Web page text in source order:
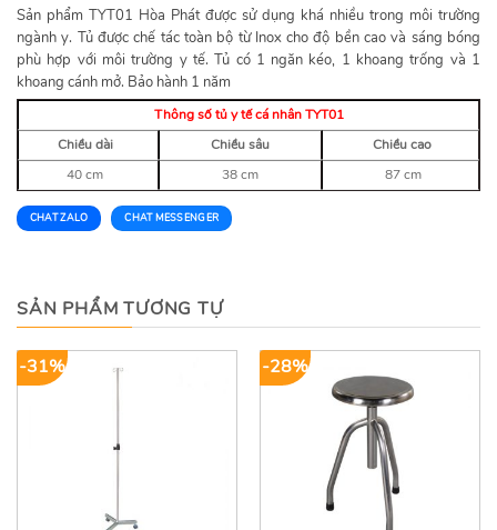
Sản phẩm TYT01 Hòa Phát được sử dụng khá nhiều trong môi trường
ngành y. Tủ được chế tác toàn bộ từ Inox cho độ bền cao và sáng bóng
phù hợp với môi trường y tế. Tủ có 1 ngăn kéo, 1 khoang trống và 1
khoang cánh mở. Bảo hành 1 năm
Thông số tủ y tế cá nhân TYT01
Chiều dài
Chiều sâu
Chiều cao
40 cm
38 cm 87 cm
CHAT ZALO CHAT MESSENGER
SẢN PHẨM TƯƠNG TỰ
-31% -28%